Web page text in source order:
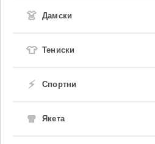
👗 Дамски
👕 Тениски
⚡ Спортни
🧣 Якета